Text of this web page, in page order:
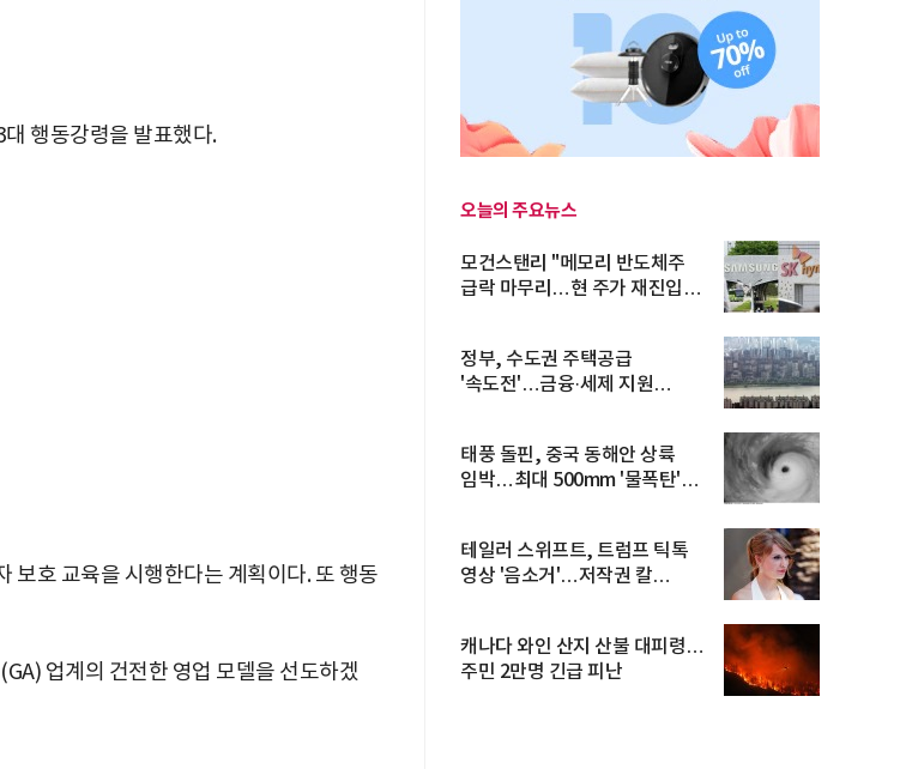
행동강령을 발표했다.
보호 교육을 시행한다는 계획이다. 또 행동
업계의 건전한 영업 모델을 선도하겠
오늘의 주요뉴스
모건스탠리 "메모리 반도체주
급락 마무리…현 주가 재진입
정부, 수도권 주택공급
'속도전'…금융·세제 지원
태풍 돌핀, 중국 동해안 상륙
임박…최대 500mm '물폭탄'
테일러 스위프트, 트럼프 틱톡
영상 '음소거'…저작권 칼
캐나다 와인 산지 산불 대피령…
주민 2만명 긴급 피난